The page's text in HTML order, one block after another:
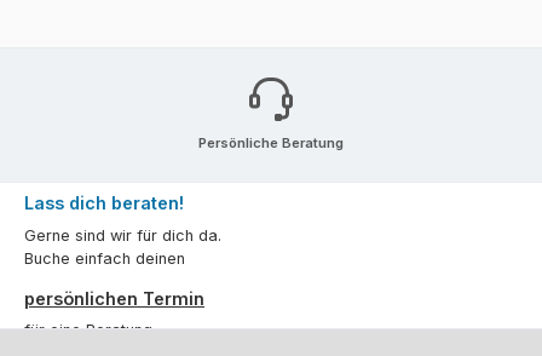
Persönliche Beratung
Lass dich beraten!
Gerne sind wir für dich da.
Buche einfach deinen
persönlichen Termin
für eine Beratung.